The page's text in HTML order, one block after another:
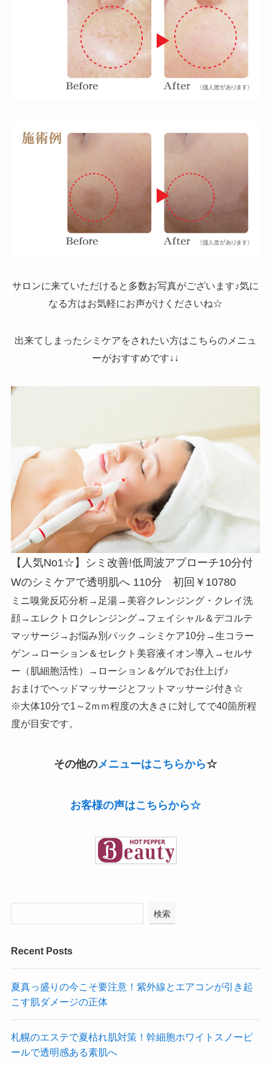
サロンに来ていただけると多数お写真がございます♪気に
なる方はお気軽にお声がけくださいね☆
出来てしまったシミケアをされたい方はこちらのメニュ
ーがおすすめです↓↓
【人気No1☆】シミ改善!低周波アプローチ10分付
Wのシミケアで透明肌へ 110分 初回￥10780
ミニ嗅覚反応分析→足湯→美容クレンジング・クレイ洗
顔→エレクトロクレンジング→フェイシャル＆デコルテ
マッサージ→お悩み別パック→シミケア10分→生コラー
ゲン→ローション＆セレクト美容液イオン導入→セルサ
ー（肌細胞活性）→ローション＆ゲルでお仕上げ♪
おまけでヘッドマッサージとフットマッサージ付き☆
※大体10分で1～2ｍｍ程度の大きさに対してで40箇所程
度が目安です。
その他のメニューはこちらから☆
お客様の声はこちらから☆
検索
Recent Posts
夏真っ盛りの今こそ要注意！紫外線とエアコンが引き起
こす肌ダメージの正体
札幌のエステで夏枯れ肌対策！幹細胞ホワイトスノーピ
ールで透明感ある素肌へ